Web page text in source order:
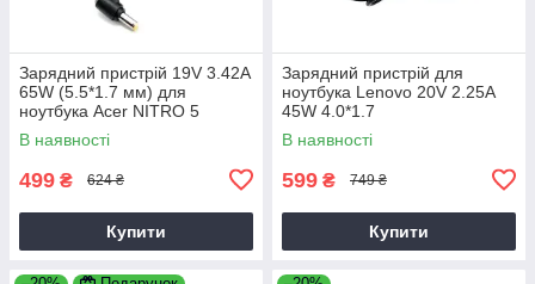
Зарядний пристрій 19V 3.42A
65W (5.5*1.7 мм) для
ноутбука Acer NITRO 5
AN515-31 65
В наявності
499 ₴ 624 ₴
Купити
Зарядний пристрій для
ноутбука Lenovo 20V 2.25A
45W 4.0*1.7
В наявності
599 ₴ 749 ₴
Купити